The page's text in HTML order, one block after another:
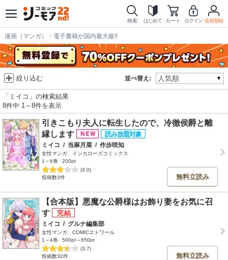
検索 はじめて カート ログイン 会員登録
漫画（マンガ）・電子書籍が国内最大級!!
並べ替え:
絞り込む
「ミイコ」の検索結果
8件中 1～8件を表示
引きこもり夫人に転生したので、冷徹侯爵と離
縁します
ミイコ / 当麻月菜 / 作歩咲知
女性マンガ、インカローズコミックス
1～6巻
200pt
(3.0)
投稿数3件
無料立読み
【合本版】悪魔な公爵様はお飾り妻をお気に召
す
ミイコ / グルナ編集部
女性マンガ、COMICエトワール
1～4巻
500pt～650pt
(3.7)
投稿数32件
無料立読み